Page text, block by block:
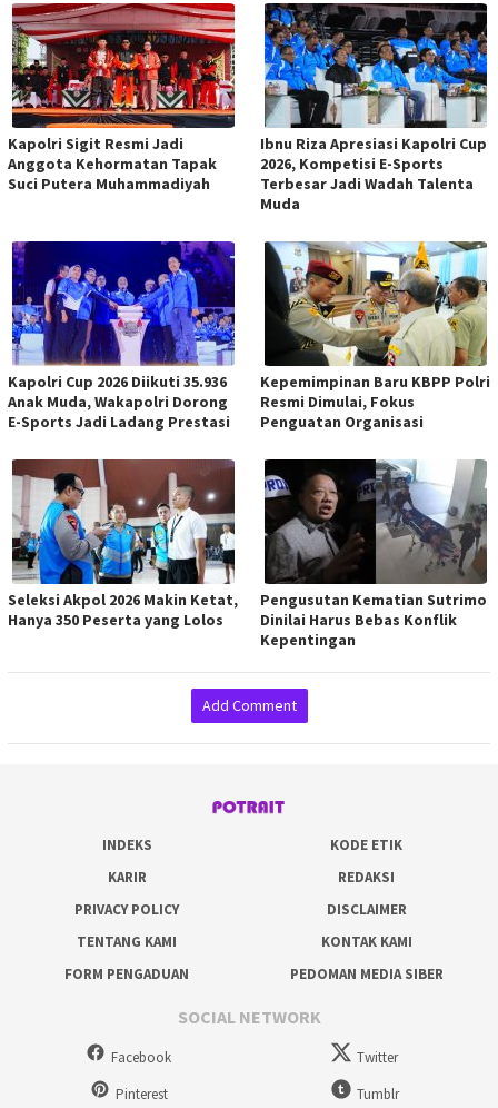
Kapolri Sigit Resmi Jadi
Anggota Kehormatan Tapak
Suci Putera Muhammadiyah
Ibnu Riza Apresiasi Kapolri Cup
2026, Kompetisi E-Sports
Terbesar Jadi Wadah Talenta
Muda
Kapolri Cup 2026 Diikuti 35.936
Anak Muda, Wakapolri Dorong
E-Sports Jadi Ladang Prestasi
Kepemimpinan Baru KBPP Polri
Resmi Dimulai, Fokus
Penguatan Organisasi
Seleksi Akpol 2026 Makin Ketat,
Hanya 350 Peserta yang Lolos
Pengusutan Kematian Sutrimo
Dinilai Harus Bebas Konflik
Kepentingan
Add Comment
INDEKS
KODE ETIK
KARIR
REDAKSI
PRIVACY POLICY
DISCLAIMER
TENTANG KAMI
KONTAK KAMI
FORM PENGADUAN
PEDOMAN MEDIA SIBER
SOCIAL NETWORK
Facebook
Twitter
Pinterest
Tumblr